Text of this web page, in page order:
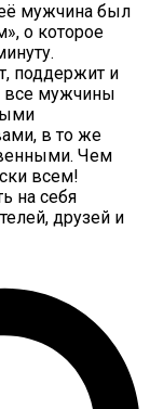
мужчина был
о которое
поддержит и
все мужчины
в то же
Чем
всем!
на себя
друзей и